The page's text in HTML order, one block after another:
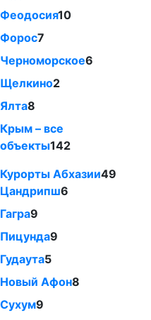
Феодосия10
Форос7
Черноморское6
Щелкино2
Ялта8
Крым – все
объекты142
Курорты Абхазии49
Цандрипш6
Гагра9
Пицунда9
Гудаута5
Новый Афон8
Сухум9